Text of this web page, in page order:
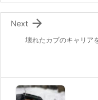
壊れたカブのキャリア

Next